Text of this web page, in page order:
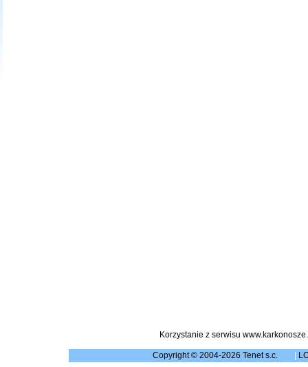
Korzystanie z serwisu
Copyright © 2004-2026 Tenet s.c.